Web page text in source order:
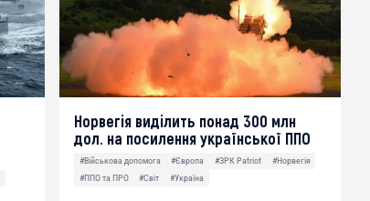
Норвегія виділить понад 300 млн
дол. на посилення української ППО
#Військова допомога #Європа #ЗРК Patriot
#Норвегія
#ППО та ПРО
#Світ #Україна